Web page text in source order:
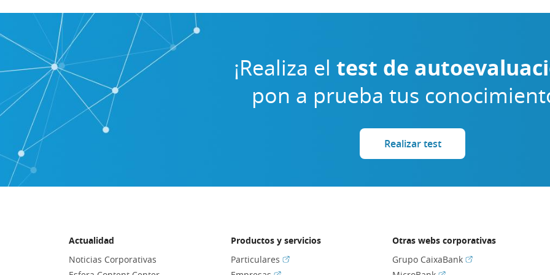
¡Realiza el test de
pon a prueba tus
Realizar test
Actualidad
Noticias Corporativas
Productos y servicios
Particulares (Abrir en ventana nueva)
Otras webs corporativas
Grupo CaixaBank(Abrir en ventana